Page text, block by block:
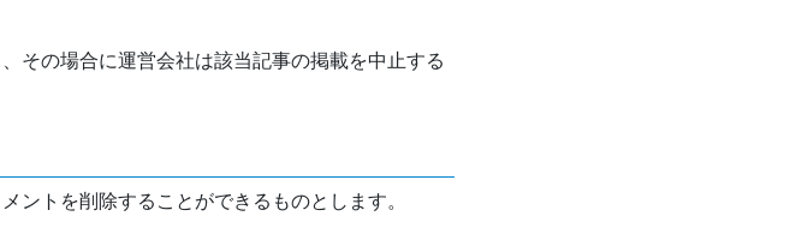
その場合に運営会社は該当記事の掲載を中止する
ントを削除することができるものとします。